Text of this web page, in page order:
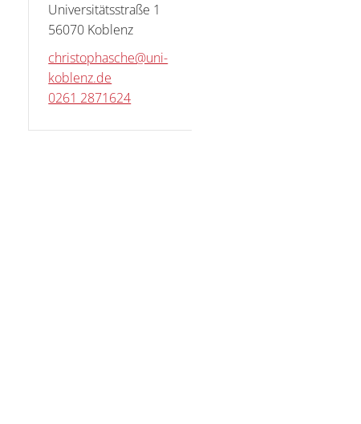
Universitätsstraße 1
56070 Koblenz
christophasche@uni-
koblenz.de
0261 2871624